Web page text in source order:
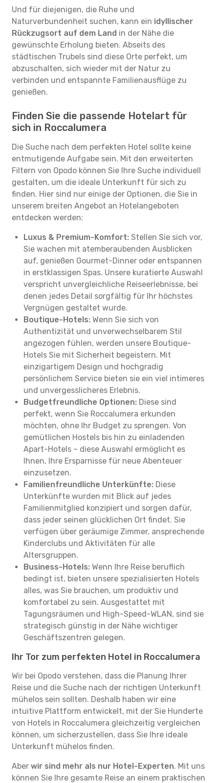
Und für diejenigen, die Ruhe und
Naturverbundenheit suchen, kann ein idyllischer
Rückzugsort auf dem Land in der Nähe die
gewünschte Erholung bieten. Abseits des
städtischen Trubels sind diese Orte perfekt, um
abzuschalten, sich wieder mit der Natur zu
verbinden und entspannte Familienausflüge zu
genießen.
Finden Sie die passende Hotelart für
sich in Roccalumera
Die Suche nach dem perfekten Hotel sollte keine
entmutigende Aufgabe sein. Mit den erweiterten
Filtern von Opodo können Sie Ihre Suche individuell
gestalten, um die ideale Unterkunft für sich zu
finden. Hier sind nur einige der Optionen, die Sie in
unserem breiten Angebot an Hotelangeboten
entdecken werden:
Luxus & Premium-Komfort: Stellen Sie sich vor,
Sie wachen mit atemberaubenden Ausblicken
auf, genießen Gourmet-Dinner oder entspannen
in erstklassigen Spas. Unsere kuratierte Auswahl
verspricht unvergleichliche Reiseerlebnisse, bei
denen jedes Detail sorgfältig für Ihr höchstes
Vergnügen gestaltet wurde.
Boutique-Hotels: Wenn Sie sich von
Authentizität und unverwechselbarem Stil
angezogen fühlen, werden unsere Boutique-
Hotels Sie mit Sicherheit begeistern. Mit
einzigartigem Design und hochgradig
persönlichem Service bieten sie ein viel intimeres
und unvergesslicheres Erlebnis.
Budgetfreundliche Optionen: Diese sind
perfekt, wenn Sie Roccalumera erkunden
möchten, ohne Ihr Budget zu sprengen. Von
gemütlichen Hostels bis hin zu einladenden
Apart-Hotels – diese Auswahl ermöglicht es
Ihnen, Ihre Ersparnisse für neue Abenteuer
einzusetzen.
Familienfreundliche Unterkünfte: Diese
Unterkünfte wurden mit Blick auf jedes
Familienmitglied konzipiert und sorgen dafür,
dass jeder seinen glücklichen Ort findet. Sie
verfügen über geräumige Zimmer, ansprechende
Kinderclubs und Aktivitäten für alle
Altersgruppen.
Business-Hotels: Wenn Ihre Reise beruflich
bedingt ist, bieten unsere spezialisierten Hotels
alles, was Sie brauchen, um produktiv und
komfortabel zu sein. Ausgestattet mit
Tagungsräumen und High-Speed-WLAN, sind sie
strategisch günstig in der Nähe wichtiger
Geschäftszentren gelegen.
Ihr Tor zum perfekten Hotel in Roccalumera
Wir bei Opodo verstehen, dass die Planung Ihrer
Reise und die Suche nach der richtigen Unterkunft
mühelos sein sollten. Deshalb haben wir eine
intuitive Plattform entwickelt, mit der Sie Hunderte
von Hotels in Roccalumera gleichzeitig vergleichen
können, um sicherzustellen, dass Sie Ihre ideale
Unterkunft mühelos finden.
Aber wir sind mehr als nur Hotel-Experten. Mit uns
können Sie Ihre gesamte Reise an einem praktischen